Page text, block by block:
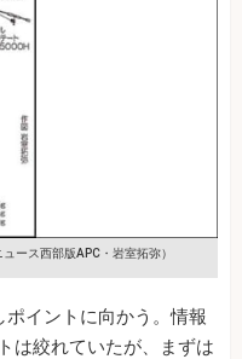
ュース西部版APC・岩室拓弥）
イントに向かう。情報
は絞れていたが、まずは